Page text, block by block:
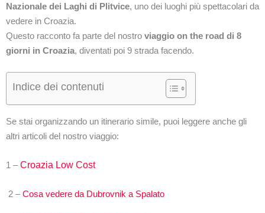
Nazionale dei Laghi di Plitvice, uno dei luoghi più spettacolari da
vedere in Croazia.
Questo racconto fa parte del nostro viaggio on the road di 8
giorni in Croazia, diventati poi 9 strada facendo.
Indice dei contenuti
Se stai organizzando un itinerario simile, puoi leggere anche gli
altri articoli del nostro viaggio:
1 –Croazia Low Cost
2 –Cosa vedere da Dubrovnik a Spalato